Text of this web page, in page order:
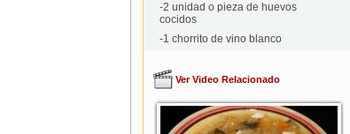
-2 unidad o pieza de huevos
cocidos
-1 chorrito de vino blanco
Ver Video Relacionado